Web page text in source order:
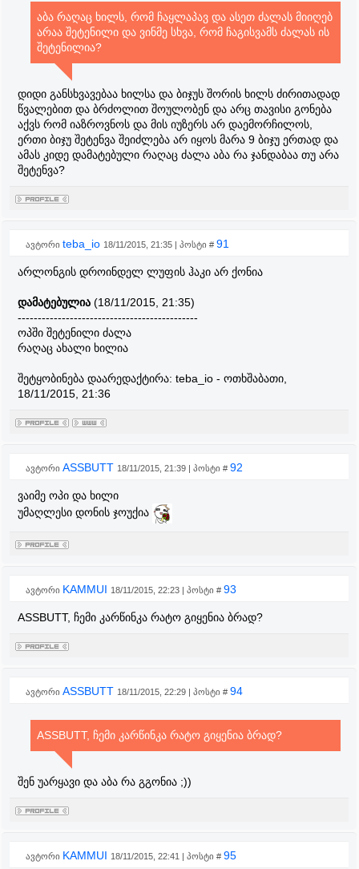
აბა რაღაც ხილს, რომ ჩაყლაპავ და ასეთ ძალას მიიღებ
არაა შეტენილი და ვინმე სხვა, რომ ჩაგისვამს ძალას ის
შეტენილია?
დიდი განსხვავებაა ხილსა და ბიჯუს შორის ხილს ძირითადად
წვალებით და ბრძოლით შოულობენ და არც თავისი გონება
აქვს რომ იაზროვნოს და მის იუზერს არ დაემორჩილოს,
ერთი ბიჯუ შეტენვა შეიძლება არ იყოს მარა 9 ბიჯუ ერთად და
ამას კიდე დამატებული რაღაც ძალა აბა რა ჯანდაბაა თუ არა
შეტენვა?
ავტორი teba_io 18/11/2015, 21:35 | პოსტი # 91
არლონგის დროინდელ ლუფის ჰაკი არ ქონია
დამატებულია (18/11/2015, 21:35)
---------------------------------------------
ოპში შეტენილი ძალა
რაღაც ახალი ხილია
შეტყობინება დაარედაქტირა: teba_io - ოთხშაბათი,
18/11/2015, 21:36
ავტორი ASSBUTT 18/11/2015, 21:39 | პოსტი # 92
ვაიმე ოპი და ხილი
უმაღლესი დონის ჯოუქია
ავტორი KAMMUI 18/11/2015, 22:23 | პოსტი # 93
ASSBUTT, ჩემი კარწინკა რატო გიყენია ბრად?
ავტორი ASSBUTT 18/11/2015, 22:29 | პოსტი # 94
ASSBUTT, ჩემი კარწინკა რატო გიყენია ბრად?
შენ უარყავი და აბა რა გგონია ;))
ავტორი KAMMUI 18/11/2015, 22:41 | პოსტი # 95